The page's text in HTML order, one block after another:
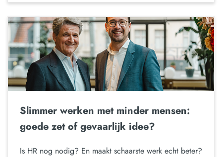
Slimmer werken met minder mensen:
goede zet of gevaarlijk idee?
Is HR nog nodig? En maakt schaarste werk echt beter?